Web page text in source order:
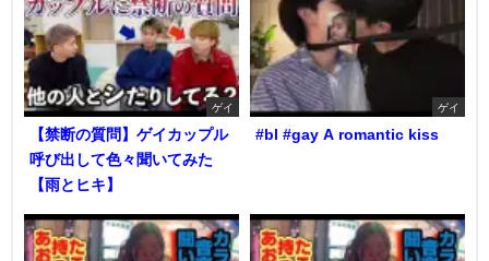
ゲイ
【禁断の質問】ゲイカップル
呼び出して色々聞いてみた
【雨とヒキ】
ゲイ
#bl #gay A romantic kiss